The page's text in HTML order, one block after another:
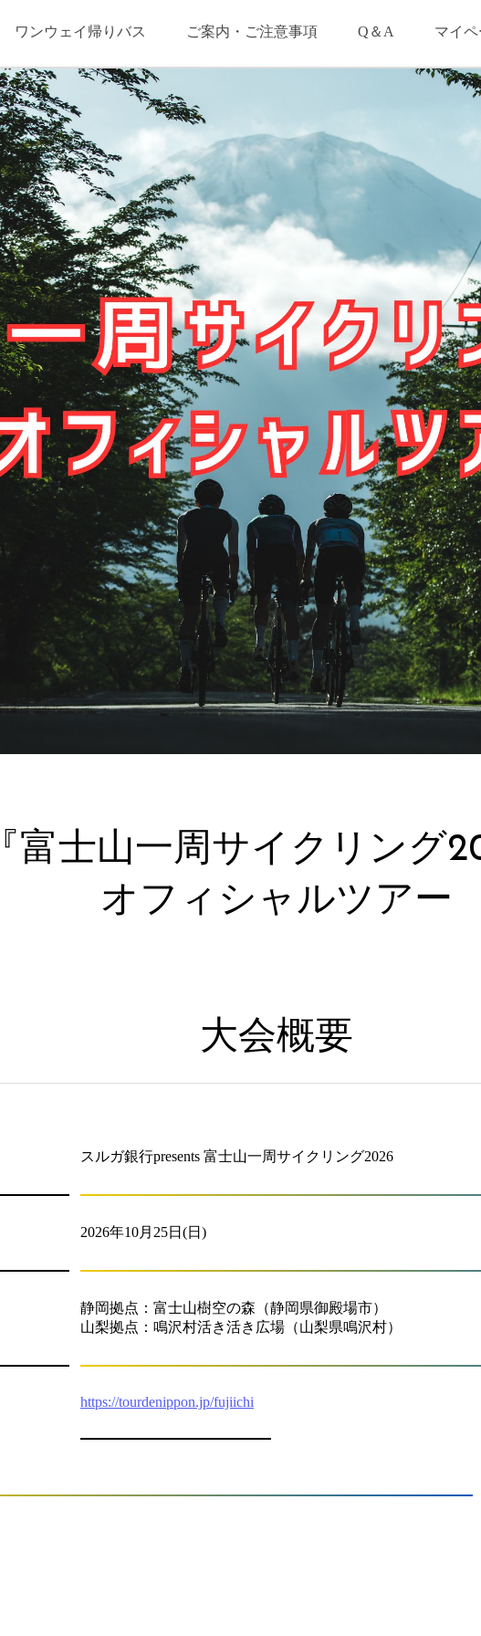
ワンウェイ帰りバス ご案内・ご注意事項 Q＆A マイ
『富士山一周サイクリング
オフィシャルツアー
大会概要
スルガ銀行presents 富士山一周サイクリング2026
2026年10月25日(日)
静岡拠点：富士山樹空の森（静岡県御殿場市）
山梨拠点：鳴沢村活き活き広場（山梨県鳴沢村）
https://tourdenippon.jp/fujiichi